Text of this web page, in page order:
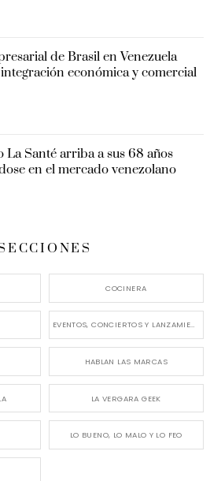
de Brasil en Venezuela
económica y comercial
Santé arriba a sus 68 años
en el mercado venezolano
COCINERA
EVENTOS, CONCIERTOS Y LANZAMIENTOS
HABLAN LAS MARCAS
LA VERGARA GEEK
LO BUENO, LO MALO Y LO FEO